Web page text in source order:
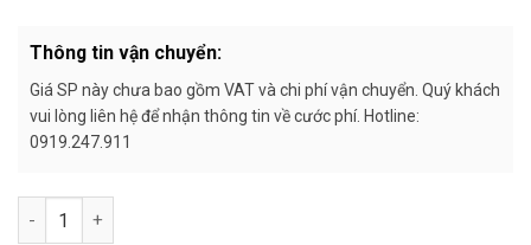
Thông tin vận chuyển:
Giá SP này chưa bao gồm VAT và chi phí vận chuyển. Quý khách
vui lòng liên hệ để nhận thông tin về cước phí. Hotline:
0919.247.911
Số lượng